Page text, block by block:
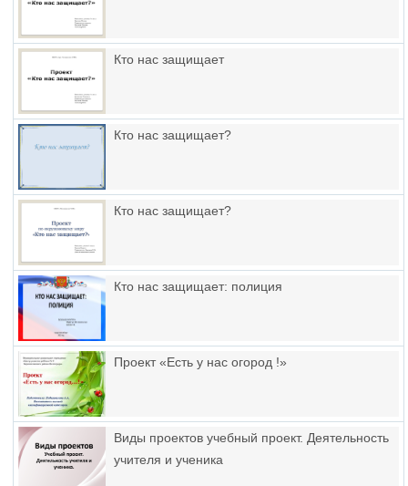
Кто нас защищает
Кто нас защищает?
Кто нас защищает?
Кто нас защищает: полиция
Проект «Есть у нас огород !»
Виды проектов учебный проект. Деятельность
учителя и ученика